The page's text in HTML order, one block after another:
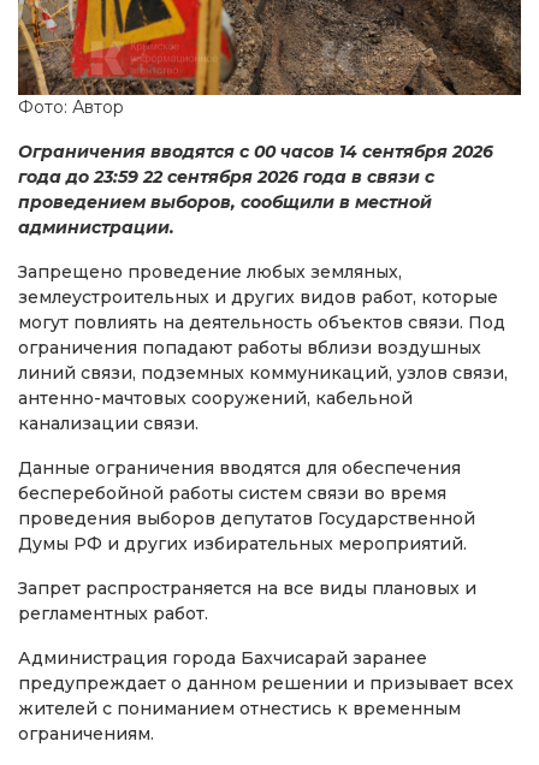
Фото: Автор
Ограничения вводятся с 00 часов 14 сентября 2026
года до 23:59 22 сентября 2026 года в связи с
проведением выборов, сообщили в местной
администрации.
Запрещено проведение любых земляных,
землеустроительных и других видов работ, которые
могут повлиять на деятельность объектов связи. Под
ограничения попадают работы вблизи воздушных
линий связи, подземных коммуникаций, узлов связи,
антенно-мачтовых сооружений, кабельной
канализации связи.
Данные ограничения вводятся для обеспечения
бесперебойной работы систем связи во время
проведения выборов депутатов Государственной
Думы РФ и других избирательных мероприятий.
Запрет распространяется на все виды плановых и
регламентных работ.
Администрация города Бахчисарай заранее
предупреждает о данном решении и призывает всех
жителей с пониманием отнестись к временным
ограничениям.